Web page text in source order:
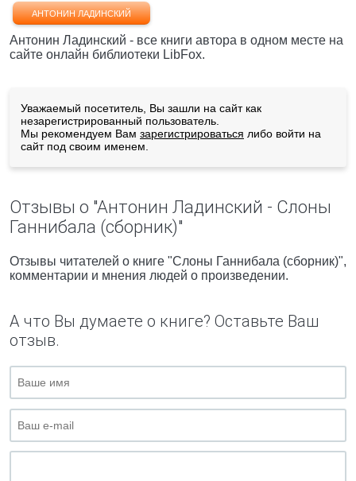
АНТОНИН ЛАДИНСКИЙ
Антонин Ладинский - все книги автора в одном месте на
сайте онлайн библиотеки LibFox.
Уважаемый посетитель, Вы зашли на сайт как
незарегистрированный пользователь.
Мы рекомендуем Вам зарегистрироваться либо войти на
сайт под своим именем.
Отзывы о "Антонин Ладинский - Слоны
Ганнибала (сборник)"
Отзывы читателей о книге "Слоны Ганнибала (сборник)",
комментарии и мнения людей о произведении.
А что Вы думаете о книге? Оставьте Ваш
отзыв.